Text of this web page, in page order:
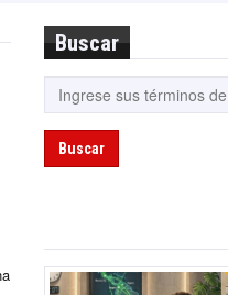
Buscar
Buscar